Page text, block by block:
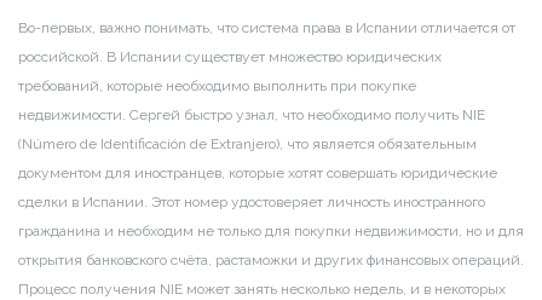
Во-первых, важно понимать, что система права в Испании отличается от
российской. В Испании существует множество юридических
требований, которые необходимо выполнить при покупке
недвижимости. Сергей быстро узнал, что необходимо получить NIE
(Número de Identificación de Extranjero), что является обязательным
документом для иностранцев, которые хотят совершать юридические
сделки в Испании. Этот номер удостоверяет личность иностранного
гражданина и необходим не только для покупки недвижимости, но и для
открытия банковского счёта, растаможки и других финансовых операций.
Процесс получения NIE может занять несколько недель, и в некоторых